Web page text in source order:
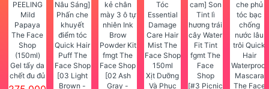
Gel tẩy da
chết đu đủ
SMART
[03 Light
Brown -
[02 Ash
Gray -
Xịt Dưỡng
Và Phục
[#3 Picnic